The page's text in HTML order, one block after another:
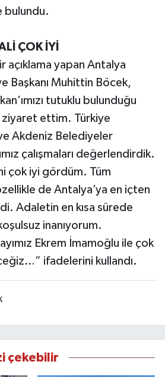
bulundu.
ÇOK İYİ
açıklama yapan Antalya
Başkanı Muhittin Böcek,
tutuklu bulunduğu
ziyaret ettim. Türkiye
Akdeniz Belediyeler
çalışmaları değerlendirdik.
çok iyi gördüm. Tüm
de Antalya’ya en içten
Adaletin en kısa sürede
inanıyorum.
Ekrem İmamoğlu ile çok
ifadelerini kullandı.
çekebilir